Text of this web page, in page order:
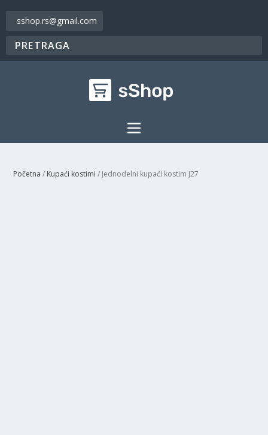
sshop.rs@gmail.com
Početna / Kupaći kostimi / Jednodelni kupaći kostim J27